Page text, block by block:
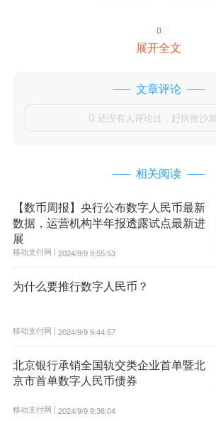

展开全文
文章评论
 还没有人评论过，赶快抢沙
相关阅读
【数币周报】央行公布数字人民币最新
数据，运营机构半年报透露试点最新进
展
移动支付网 | 2024/9/9 9:55:53
为什么要推行数字人民币？
移动支付网 | 2024/9/9 9:44:57
北京银行承销全国轨交类企业首单暨北
京市首单数字人民币债券
移动支付网 | 2024/9/9 9:38:04